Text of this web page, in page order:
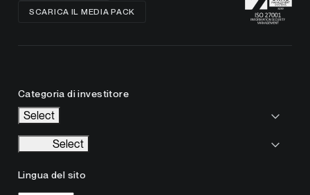
SCARICA IL MEDIA PACK
Categoria di investitore
Select
Select
Lingua del sito